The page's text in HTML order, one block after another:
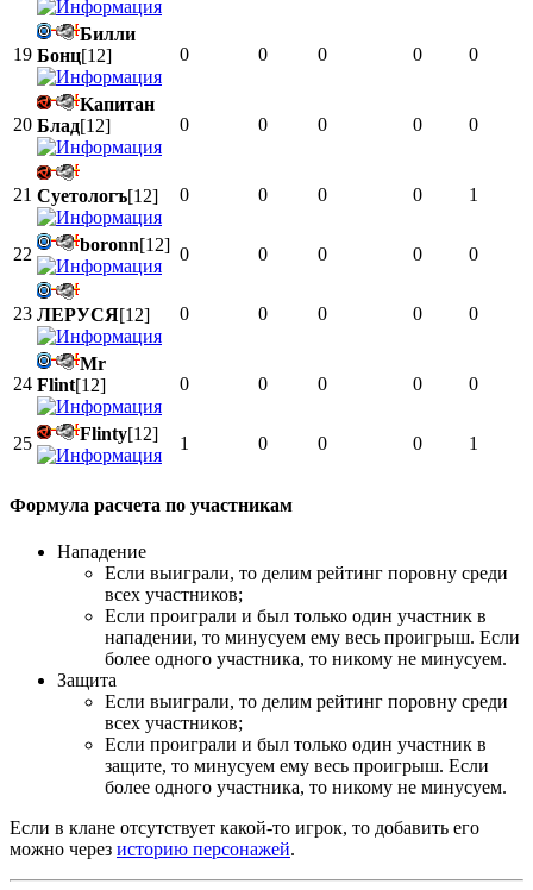
19
Билли
Бонц[12] 0 0 0 0 0
20
Kапитан
Блад[12] 0 0 0 0 0
21 Суетологъ[12] 0 0 0 0 1
22 boronn[12] 0 0 0 0 0
23 ЛЕРУСЯ[12] 0 0 0 0 0
24
Mr
Flint[12] 0 0 0 0 0
25 Flinty[12] 1 0 0 0 1
Формула расчета по участникам
Нападение
Если выиграли, то делим рейтинг поровну среди
всех участников;
Если проиграли и был только один участник в
нападении, то минусуем ему весь проигрыш. Если
более одного участника, то никому не минусуем.
Защита
Если выиграли, то делим рейтинг поровну среди
всех участников;
Если проиграли и был только один участник в
защите, то минусуем ему весь проигрыш. Если
более одного участника, то никому не минусуем.
Если в клане отсутствует какой-то игрок, то добавить его
можно через историю персонажей.